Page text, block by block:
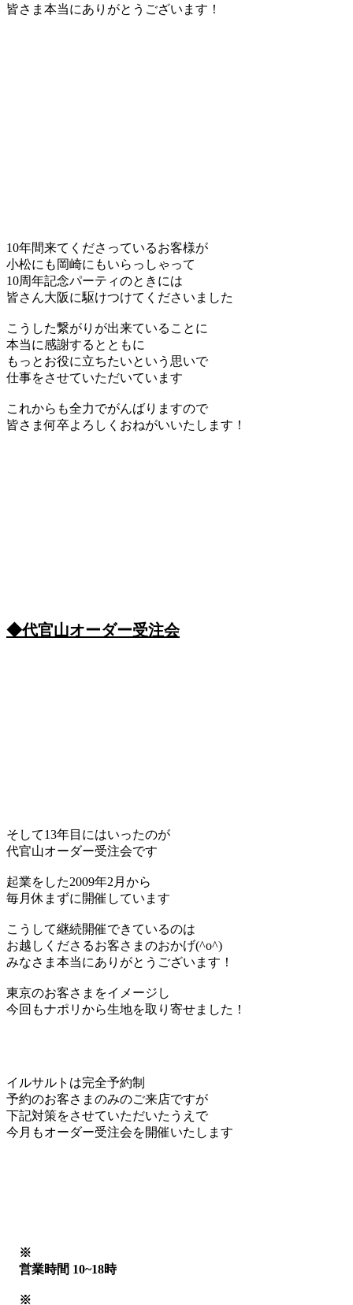
皆さま本当にありがとうございます！
10年間来てくださっているお客様が
小松にも岡崎にもいらっしゃって
10周年記念パーティのときには
皆さん大阪に駆けつけてくださいました
こうした繋がりが出来ていることに
本当に感謝するとともに
もっとお役に立ちたいという思いで
仕事をさせていただいています
これからも全力でがんばりますので
皆さま何卒よろしくおねがいいたします！
◆代官山オーダー受注会
そして13年目にはいったのが
代官山オーダー受注会です
起業をした2009年2月から
毎月休まずに開催しています
こうして継続開催できているのは
お越しくださるお客さまのおかげ(^o^)
みなさま本当にありがとうございます！
東京のお客さまをイメージし
今回もナポリから生地を取り寄せました！
イルサルトは完全予約制
予約のお客さまのみのご来店ですが
下記対策をさせていただいたうえで
今月もオーダー受注会を開催いたします
※
営業時間 10~18時
※